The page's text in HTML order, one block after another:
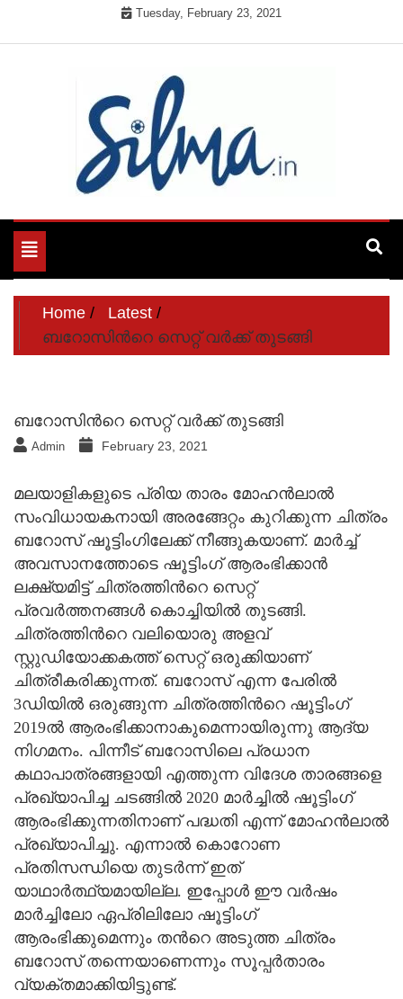
Tuesday, February 23, 2021
Silma.in
Toggle
navigation
Home
Latest
ബറോസിന്‍റെ സെറ്റ് വര്‍ക്ക് തുടങ്ങി
ബറോസിന്‍റെ സെറ്റ് വര്‍ക്ക് തുടങ്ങി
Admin February 23, 2021
മലയാളികളുടെ പ്രിയ താരം മോഹന്‍ലാല്‍
സംവിധായകനായി അരങ്ങേറ്റം കുറിക്കുന്ന ചിത്രം
ബറോസ് ഷൂട്ടിംഗിലേക്ക് നീങ്ങുകയാണ്. മാര്‍ച്ച്
അവസാനത്തോടെ ഷൂട്ടിംഗ് ആരംഭിക്കാന്‍
ലക്ഷ്യമിട്ട് ചിത്രത്തിന്‍റെ സെറ്റ്
പ്രവര്‍ത്തനങ്ങള്‍ കൊച്ചിയില്‍ തുടങ്ങി.
ചിത്രത്തിന്‍റെ വലിയൊരു അളവ്
സ്റ്റുഡിയോക്കകത്ത് സെറ്റ് ഒരുക്കിയാണ്
ചിത്രീകരിക്കുന്നത്. ബറോസ് എന്ന പേരില്‍
3ഡിയില്‍ ഒരുങ്ങുന്ന ചിത്രത്തിന്‍റെ ഷൂട്ടിംഗ്
2019ല്‍ ആരംഭിക്കാനാകുമെന്നായിരുന്നു ആദ്യ
നിഗമനം. പിന്നീട് ബറോസിലെ പ്രധാന
കഥാപാത്രങ്ങളായി എത്തുന്ന വിദേശ താരങ്ങളെ
പ്രഖ്യാപിച്ച ചടങ്ങില്‍ 2020 മാര്‍ച്ചില്‍ ഷൂട്ടിംഗ്
ആരംഭിക്കുന്നതിനാണ് പദ്ധതി എന്ന് മോഹന്‍ലാല്‍
പ്രഖ്യാപിച്ചു. എന്നാല്‍ കൊറോണ
പ്രതിസന്ധിയെ തുടര്‍ന്ന് ഇത്
യാഥാര്‍ത്ഥ്യമായില്ല. ഇപ്പോള്‍ ഈ വര്‍ഷം
മാര്‍ച്ചിലോ ഏപ്രിലിലോ ഷൂട്ടിംഗ്
ആരംഭിക്കുമെന്നും തന്‍റെ അടുത്ത ചിത്രം
ബറോസ് തന്നെയാണെന്നും സൂപ്പര്‍താരം
വ്യക്തമാക്കിയിട്ടുണ്ട്.